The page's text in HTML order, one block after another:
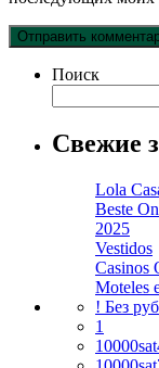
Поиск
Свежие
Lola
Beste
2025
Vestidos
Casinos
Moteles
! Без
1